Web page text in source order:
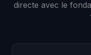
directe avec le